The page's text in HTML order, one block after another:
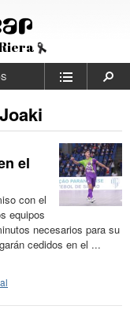
el
con el
equipos
necesarios para su
cedidos en el ...